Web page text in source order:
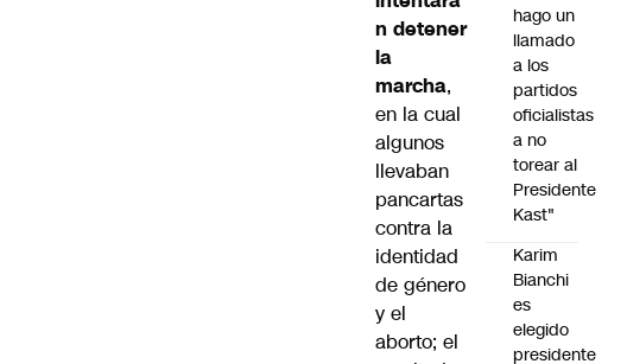
n detener
la
marcha,
en la cual
algunos
llevaban
pancartas
contra la
identidad
de género
y el
aborto; el
hago un
llamado
a los
partidos
oficialistas
a no
torear al
Presidente
Kast"
Karim
Bianchi
es
elegido
presidente